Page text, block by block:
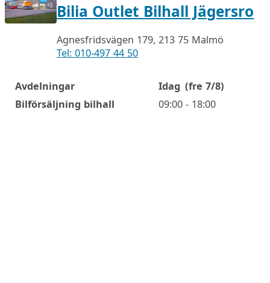
Bilia Outlet Bilhall Jägersro
Agnesfridsvägen 179, 213 75 Malmö
Tel: 010-497 44 50
Öppettider
Avdelningar Idag (fre 7/8)
Bilförsäljning bilhall
09:00 - 18:00